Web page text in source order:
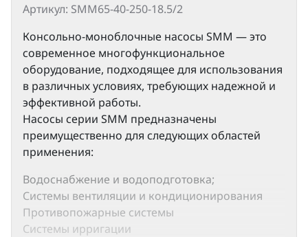
Артикул: SMM65-40-250-18.5/2
Консольно-моноблочные насосы SMM — это
современное многофункциональное
оборудование, подходящее для использования
в различных условиях, требующих надежной и
эффективной работы.
Насосы серии SMM предназначены
преимущественно для следующих областей
применения:
Водоснабжение и водоподготовка;
Системы вентиляции и кондиционирования
Противопожарные системы
Системы ирригации